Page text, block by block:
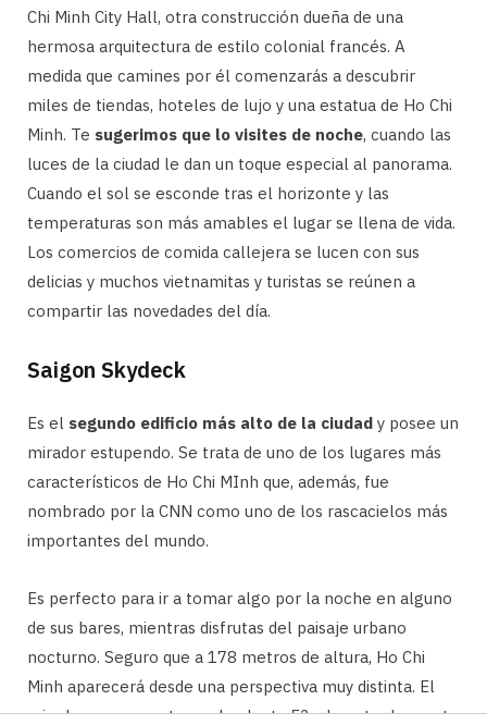
Chi Minh City Hall, otra construcción dueña de una
hermosa arquitectura de estilo colonial francés. A
medida que camines por él comenzarás a descubrir
miles de tiendas, hoteles de lujo y una estatua de Ho Chi
Minh. Te sugerimos que lo visites de noche, cuando las
luces de la ciudad le dan un toque especial al panorama.
Cuando el sol se esconde tras el horizonte y las
temperaturas son más amables el lugar se llena de vida.
Los comercios de comida callejera se lucen con sus
delicias y muchos vietnamitas y turistas se reúnen a
compartir las novedades del día.
Saigon Skydeck
Es el segundo edificio más alto de la ciudad y posee un
mirador estupendo. Se trata de uno de los lugares más
característicos de Ho Chi MInh que, además, fue
nombrado por la CNN como uno de los rascacielos más
importantes del mundo.
Es perfecto para ir a tomar algo por la noche en alguno
de sus bares, mientras disfrutas del paisaje urbano
nocturno. Seguro que a 178 metros de altura, Ho Chi
Minh aparecerá desde una perspectiva muy distinta. El
mirador se encuentra en la planta 52 y la entrada cuesta